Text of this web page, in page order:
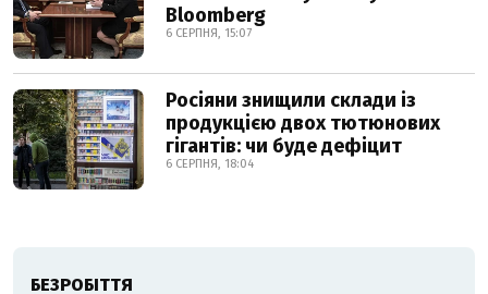
Bloomberg
6 СЕРПНЯ, 15:07
Росіяни знищили склади із
продукцією двох тютюнових
гігантів: чи буде дефіцит
6 СЕРПНЯ, 18:04
БЕЗРОБІТТЯ